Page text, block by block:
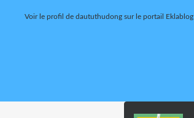
Voir le profil de daututhudongsur le portail Eklablog